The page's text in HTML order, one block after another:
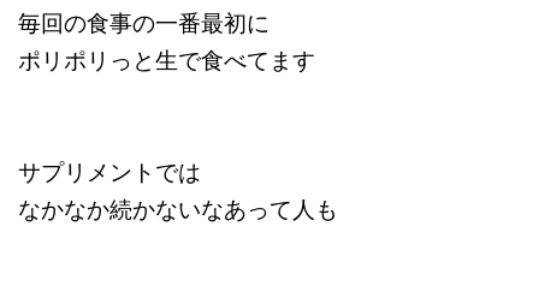
毎回の食事の一番最初に
ポリポリっと生で食べてます
サプリメントでは
なかなか続かないなあって人も